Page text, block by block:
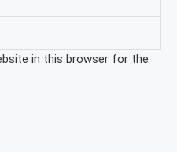
in this browser for the